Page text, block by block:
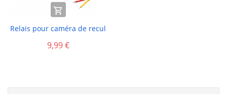

Relais pour caméra de recul
9,99 €